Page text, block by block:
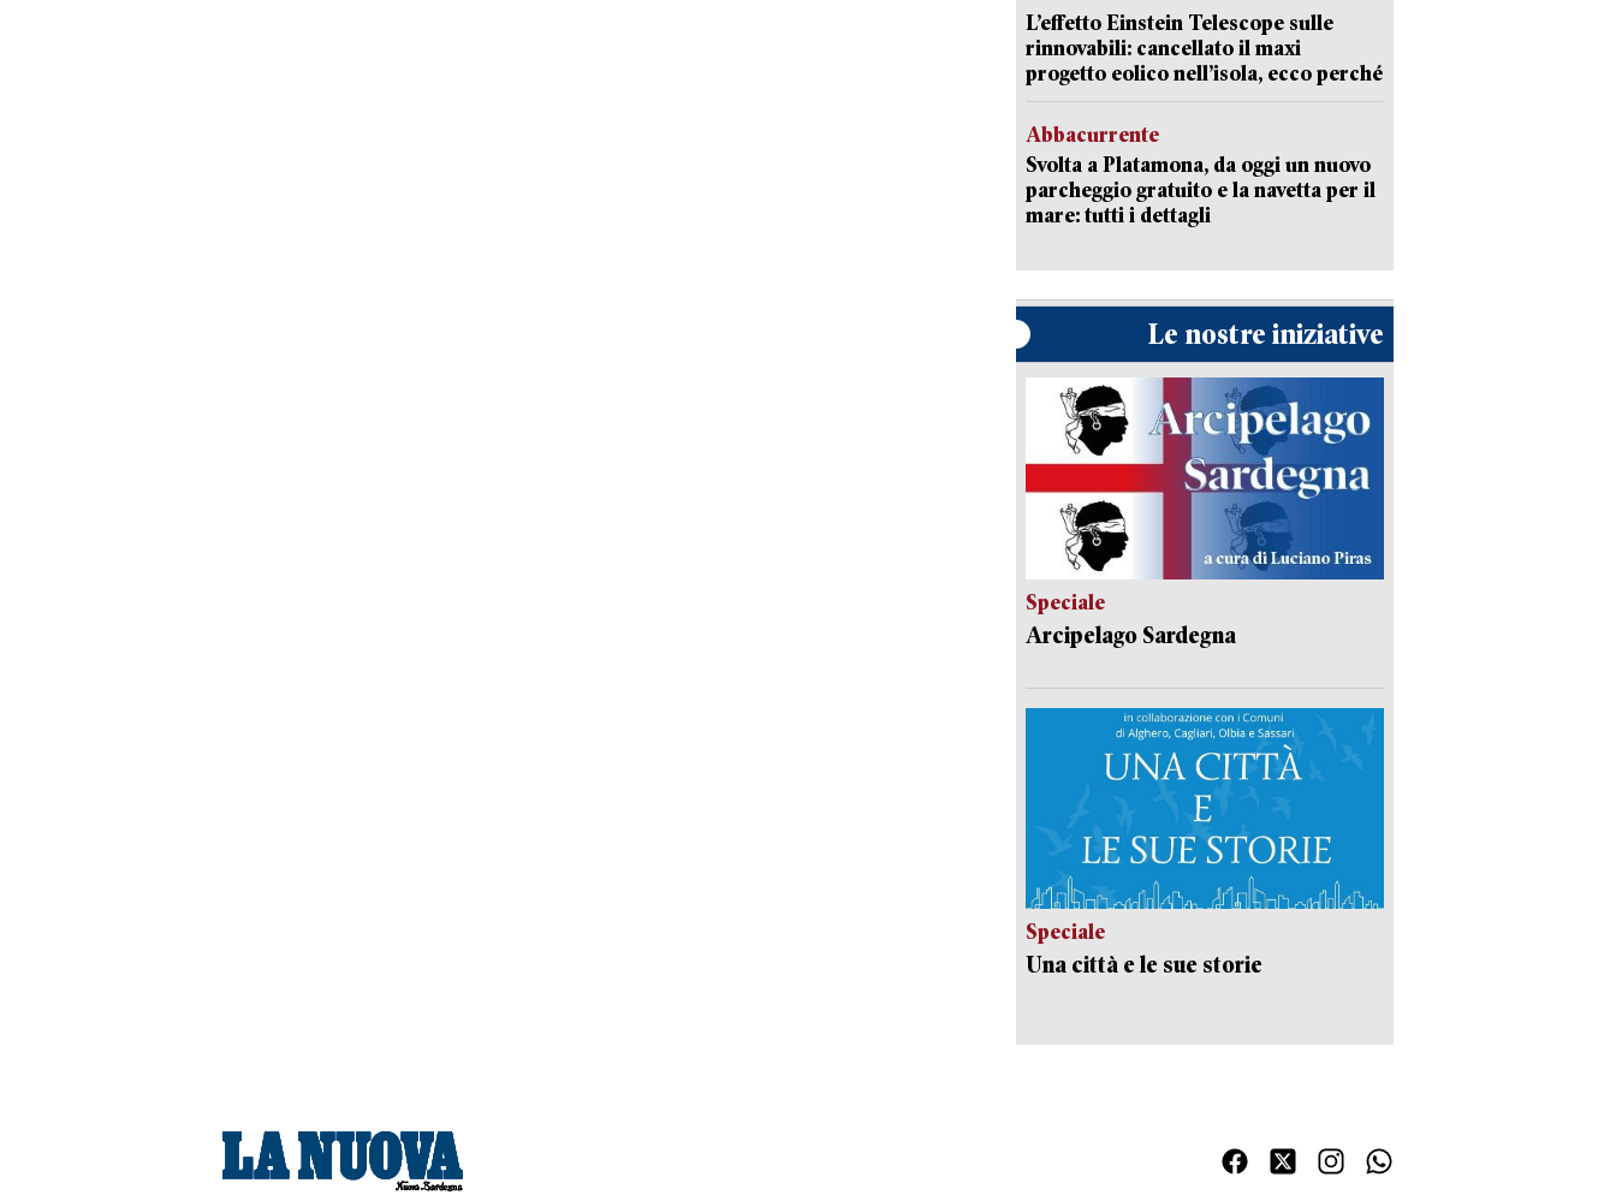
L’effetto Einstein Telescope sulle
rinnovabili: cancellato il maxi
progetto eolico nell’isola, ecco perché
Abbacurrente
Svolta a Platamona, da oggi un nuovo
parcheggio gratuito e la navetta per il
mare: tutti i dettagli
Le nostre iniziative
Speciale
Arcipelago Sardegna
Speciale
Una città e le sue storie